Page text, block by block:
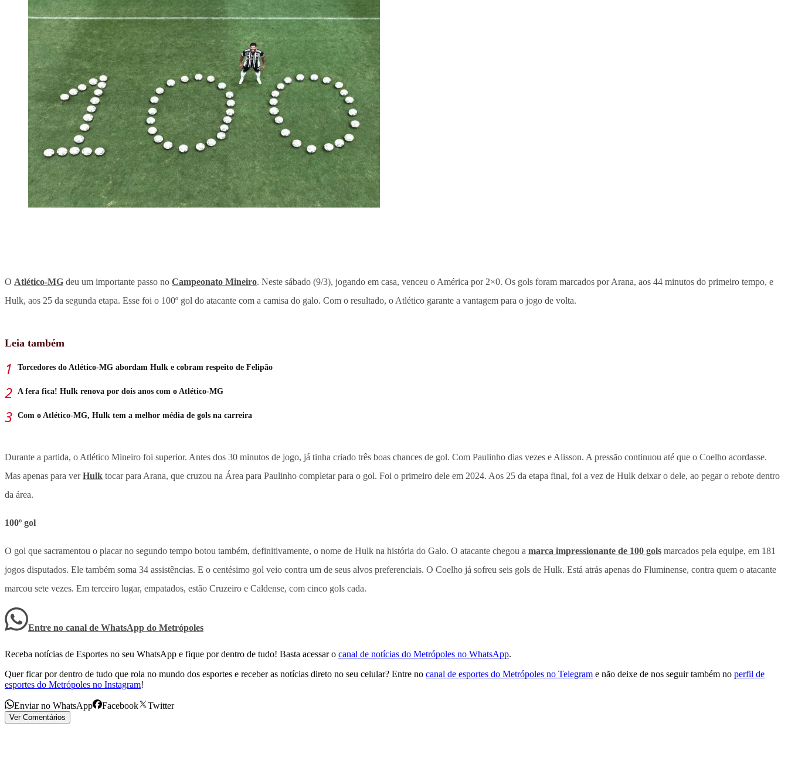
O Atlético-MG deu um importante passo no Campeonato Mineiro. Neste sábado (9/3), jogando em casa, venceu o América por 2×0. Os gols foram marcados por Arana, aos 44 minutos do primeiro tempo, e
Hulk, aos 25 da segunda etapa. Esse foi o 100º gol do atacante com a camisa do galo. Com o resultado, o Atlético garante a vantagem para o jogo de volta.
Leia também
Torcedores do Atlético-MG abordam Hulk e cobram respeito de Felipão
A fera fica! Hulk renova por dois anos com o Atlético-MG
Com o Atlético-MG, Hulk tem a melhor média de gols na carreira
Durante a partida, o Atlético Mineiro foi superior. Antes dos 30 minutos de jogo, já tinha criado três boas chances de gol. Com Paulinho dias vezes e Alisson. A pressão continuou até que o Coelho acordasse.
Mas apenas para verHulk tocar para Arana, que cruzou na Área para Paulinho completar para o gol. Foi o primeiro dele em 2024. Aos 25 da etapa final, foi a vez de Hulk deixar o dele, ao pegar o rebote dentro
da área.
100º gol
O gol que sacramentou o placar no segundo tempo botou também, definitivamente, o nome de Hulk na história do Galo. O atacante chegou a marca impressionante de 100 gols marcados pela equipe, em 181
jogos disputados. Ele também soma 34 assistências. E o centésimo gol veio contra um de seus alvos preferenciais. O Coelho já sofreu seis gols de Hulk. Está atrás apenas do Fluminense, contra quem o atacante
marcou sete vezes. Em terceiro lugar, empatados, estão Cruzeiro e Caldense, com cinco gols cada.
Entre no canal de WhatsApp do Metrópoles
Receba notícias de Esportes no seu WhatsApp e fique por dentro de tudo! Basta acessar o canal de notícias do Metrópoles no WhatsApp.
Quer ficar por dentro de tudo que rola no mundo dos esportes e receber as notícias direto no seu celular? Entre no canal de esportes do Metrópoles no Telegram e não deixe de nos seguir também no perfil de
esportes do Metrópoles no Instagram!
Enviar no WhatsApp Facebook Twitter
Ver Comentários